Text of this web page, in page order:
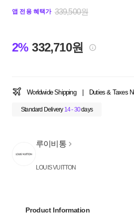
앱 전용 혜택가 339,500원
2% 332,710원
Worldwide Shipping Duties & Taxes
Standard Delivery 14 - 30days
루이비통
LOUIS VUITTON
Product Information